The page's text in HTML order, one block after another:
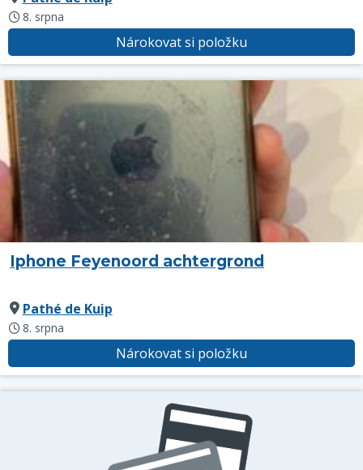
8. srpna
Nárokovat si položku
Iphone Feyenoord achtergrond
Pathé de Kuip
8. srpna
Nárokovat si položku